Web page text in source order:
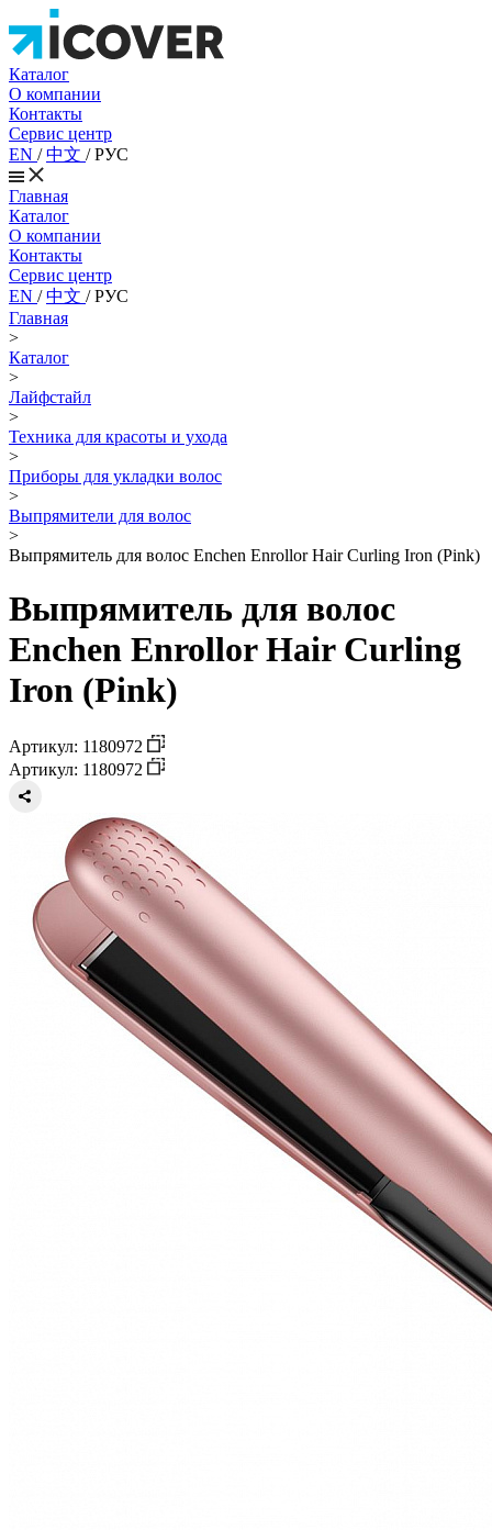
Каталог
О компании
Контакты
Сервис центр
EN /中文 /РУС
Главная
Каталог
О компании
Контакты
Сервис центр
EN /中文 /РУС
Главная
>
Каталог
>
Лайфстайл
>
Техника для красоты и ухода
>
Приборы для укладки волос
>
Выпрямители для волос
>
Выпрямитель для волос Enchen Enrollor Hair Curling Iron (Pink)
Выпрямитель для волос
Enchen Enrollor Hair Curling
Iron (Pink)
Артикул: 1180972
Артикул: 1180972